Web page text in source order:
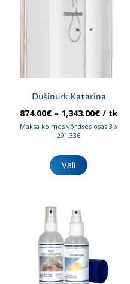
Dušinurk Katarina
874.00€ – 1,343.00€
874.00€
/ tk
Maksa kolmes võrdses osas 3 x
291.33€
Vali
tootel
tootelehel.